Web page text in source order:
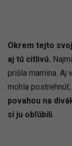
Okrem tejto
aj tú citlivú.
prišla mamina. Aj
mohla
povahou na
si ju obľúbili.